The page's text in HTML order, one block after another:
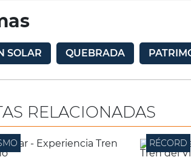
SOLAR QUEBRADA
RELACIONADAS
RÉCORD